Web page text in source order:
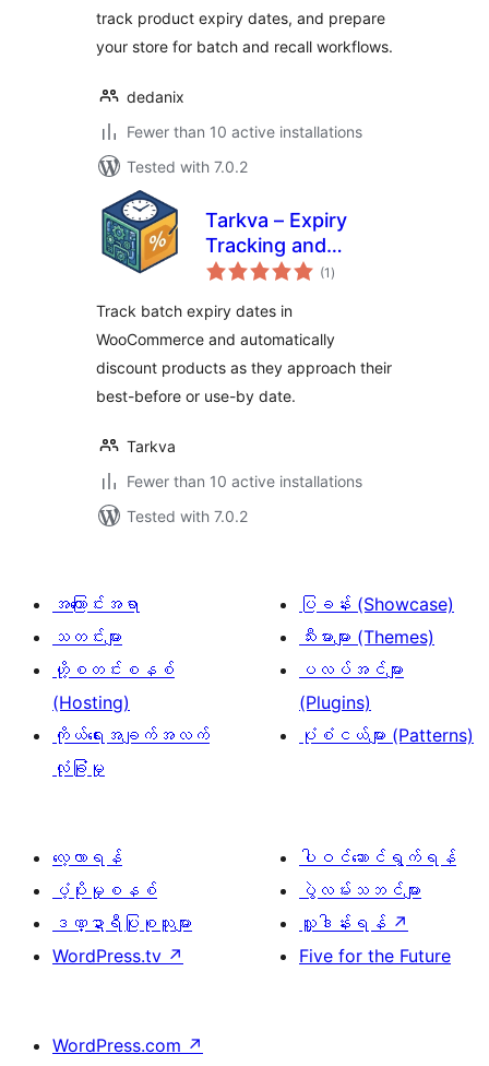
track product expiry dates, and prepare
your store for batch and recall workflows.
dedanix
Fewer than 10 active installations
Tested with 7.0.2
Tarkva – Expiry
Tracking and
Discount Engine
(1 total
ratings
)
Track batch expiry dates in
WooCommerce and automatically
discount products as they approach their
best-before or use-by date.
Tarkva
Fewer than 10 active installations
Tested with 7.0.2
အကြောင်းအရာ
သတင်းများ
ဟို့စတင်းစနစ်
(Hosting)
ကိုယ်ရေးအချက်အလက်
လုံခြုံမှု
ပြခန်း (Showcase)
သီးမားများ (Themes)
ပလပ်အင်များ
(Plugins)
ပုံစံငယ်များ (Patterns)
လေ့လာရန်
ပံ့ပိုးမှုစနစ်
ဒဏ္ဍာရီပြုစုသူများ
WordPress.tv ↗
ပါဝင်ဆောင်ရွက်ရန်
ပွဲလမ်းသဘင်များ
လှူဒါန်းရန် ↗
Five for the Future
WordPress.com ↗